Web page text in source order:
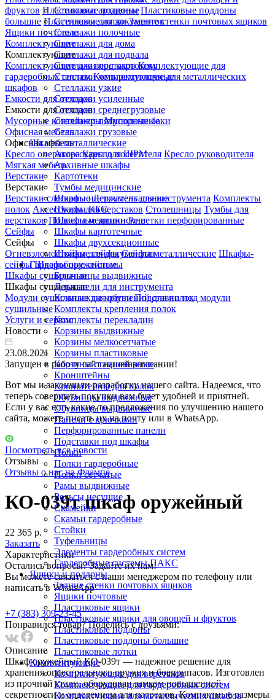
Стеллажи архивные
Стеллажи для документов
Стеллажи полочные
Стеллажи для дома
Стеллажи для подвала
Стеллажи под картотеку
Стеллажи четырехполочные
Стеллажи узкие
Стеллажи усиленные
Стеллажи среднегрузовые
Стеллажи пятиполочные
Стеллажи грузовые
Шкафы металлические
Аксессуары для ШРМ
Архивные шкафы
Картотеки
Тумбы медицинские
Шкафы инструментальные
Шкафы КБС
Шкафы медицинские
Шкафы картотечные
Шкафы двухсекционные
Шкафы для документов
Гардеробные системы
Брючницы выдвижные
Держатели для инструмента
Комплекты креплений для полок
Комплекты крепления полок
Комплекты перекладин
Корзины выдвижные
Корзины мелкосетчатые
Корзины пластиковые
Корзины стационарные
Кронштейны
Кронштейны для полок
Обувницы выдвижные
Обувницы выдвижные
Панели с крючками
Перфорированные панели
Подставки под шкафы
Полки
Полки гардеробные
Полки сетчатые
Рамы выдвижные
Рельсы несущие
Скамейки
Скамьи гардеробные
Стойки
Туфельницы
Элементы гардеробных систем
Гардеробные системы ПАКС
Ящики и поддоны
Задние стенки почтовых ящиков
Ящики почтовые
Пластиковые ящики
Пластиковые ящики для овощей и фруктов
Пластиковые поддоны
Пластиковые поддоны большие
Пластиковые лотки
Комплектующие
Комплектующие для верстаков
Комплектующие для гардеробных систем
Комплектующие для металлических шкафов
фруктов Пластиковые поддоны Пластиковые поддоны
большие Пластиковые лотки Задние стенки почтовых ящиков
Ящики почтовые
Комплектующие
Комплектующие
Комплектующие для верстаков Комплектующие для
гардеробных систем Комплектующие для металлических
шкафов
Емкости для отходов
Емкости для отходов
Мусорные контейнеры Мусорные баки
Офисная мебель
Офисная мебель
Кресло оператора Кресло посетителя Кресло руководителя
Мягкая мебель
Верстаки
Верстаки
Верстаки слесарные Держатель для инструмента Комплекты
полок Аксессуары для верстаков Столешницы Тумбы для
верстаков Подвесные ящики Решетки перфорированные
Сейфы
Сейфы
Огневзломостойкие сейфы Сейфы металлические Шкафы-
сейфы Шкафы оружейные
Шкафы сушильные
Шкафы сушильные
Модули сушильные для обуви Подставки под модули
сушильные
Услуги и сервис
Новости
23.08.2021
Запущен в работу сайт нашей компании!
Вот мы и закончили разработку нашего сайта. Надеемся, что
теперь совершать покупки вам будет удобней и приятней.
Если у вас есть какие-то предложения по улучшению нашего
сайта, можете писать их на почту или в WhatsApp.
Посмотреть все новости
Отзывы
Отзывы о нас на Флампе
КО-039т шкаф оружейный
22 365 р.
Заказать
Характеристики
Остались вопросы? Задайте их нам!
Вы можете связаться с наши менеджером по телефону или
написать в WhatsApp
+7 (383) 309-23-45
Понравился товар? Поделись с друзьями:
Описание
Шкаф оружейный КО-039т — надежное решение для
хранения огнестрельного оружия и боеприпасов. Изготовлен
из прочной стали, оборудован замком повышенной
секретности и отделением для патронов. Компактные размеры